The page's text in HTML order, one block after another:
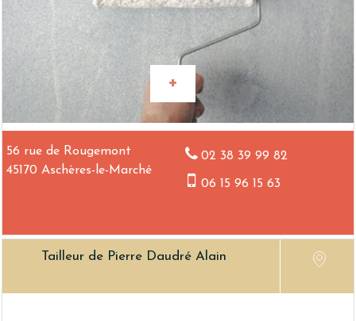
56 rue de Rougemont
45170 Aschères-le-Marché
02 38 39 99 82
06 15 96 15 63
Tailleur de Pierre Daudré Alain